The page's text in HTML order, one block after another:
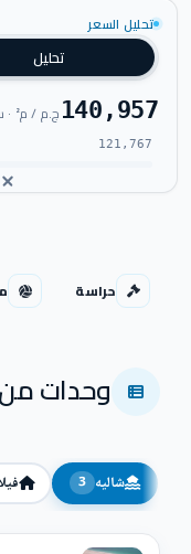
تحليل السعر
تحليل
140,957ج.م / م² · سعر هذه الوحدة
121,767
حراسة
وحدات
شاليه 3